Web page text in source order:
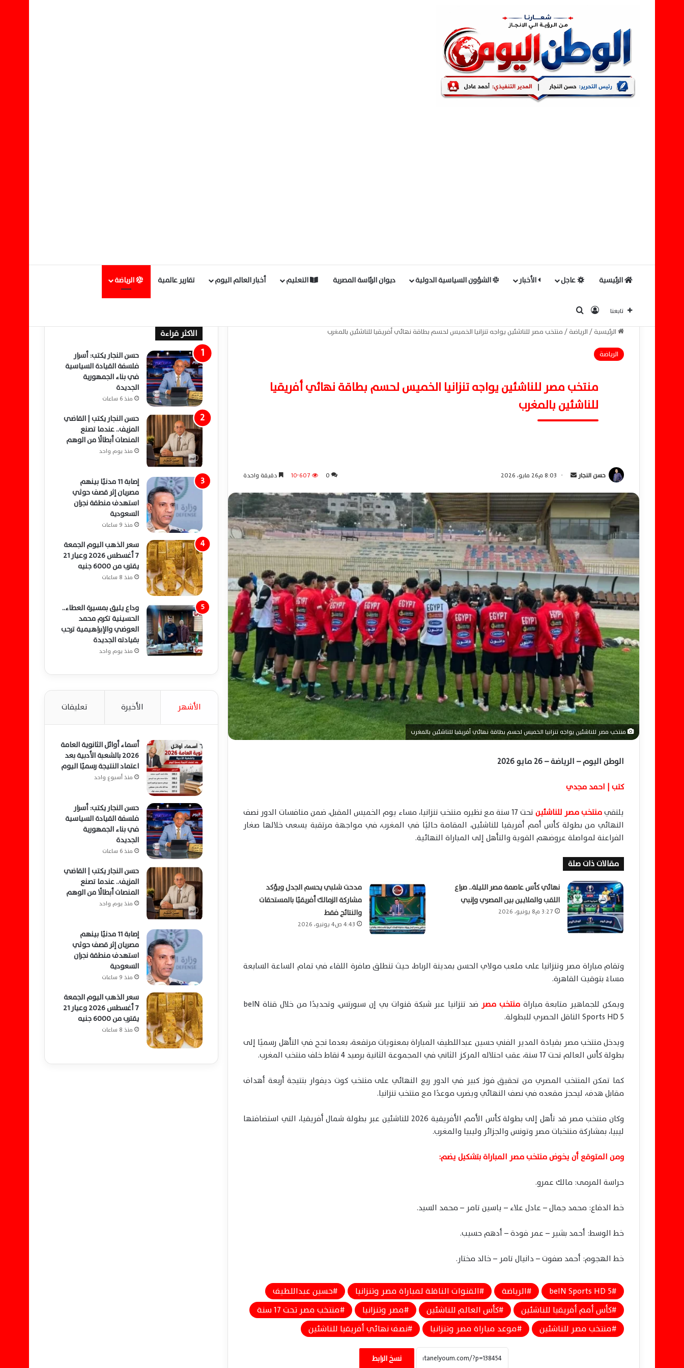
الرئيسية عاجل الأخبار الشؤون السياسية الدولية ديوان الرئاسة المصرية التعليم أخبار العالم اليوم تقارير عالمية الرياضة
تابعنا تسجيل الدخول
الرئيسية/الرياضة/منتخب مصر للناشئين يواجه تنزانيا الخميس لحسم بطاقة نهائي أفريقيا للناشئين بالمغرب
الرياضة
منتخب مصر للناشئين يواجه تنزانيا الخميس لحسم بطاقة نهائي أفريقيا
للناشئين بالمغرب
حسن النجار
س
ل
ي
د
ا
إ
ل
ك
ت
ر
ا
8:03 م26 مايو، 2026 0 10٬607 دقيقة واحدة
منتخب مصر للناشئين يواجه تنزانيا الخميس لحسم بطاقة نهائي أفريقيا للناشئين بالمغرب
الوطن اليوم – الرياضة – 26 مايو 2026
كتب | احمد مجدي
يلتقيمنتخب مصر للناشئين
تحت 17 سنة مع نظيره منتخب تنزانيا، مساء يوم الخميس المقبل، ضمن منافسات الدور نصف
النهائي من بطولة كأس أمم أفريقيا للناشئين، المقامة حاليًا في المغرب، في مواجهة مرتقبة يسعى خلالها صغار
الفراعنة لمواصلة عروضهم القوية والتأهل إلى المباراة النهائية.
مقالات ذات صلة
نهائي كأس عاصمة مصر الليلة.. صراع
اللقب والملايين بين المصري وإنبي
3:27 م8 يونيو، 2026
مدحت شلبي يحسم الجدل ويؤكد
مشاركة الزمالك أفريقيًا بالمستحقات
والنتائج فقط
4:43 ص4 يونيو، 2026
وتقام مباراة مصر وتنزانيا على ملعب مولاي الحسن بمدينة الرباط، حيث تنطلق صافرة اللقاء في تمام الساعة السابعة
مساءً بتوقيت القاهرة.
ويمكن للجماهير متابعة مباراةمنتخب مصر
ضد تنزانيا عبر شبكة قنوات بي إن سبورتس، وتحديدًا من خلال قناة beIN
Sports HD 5 الناقل الحصري للبطولة.
ويدخل منتخب مصر بقيادة المدير الفني حسين عبداللطيف المباراة بمعنويات مرتفعة، بعدما نجح في التأهل رسميًا إلى
بطولة كأس العالم تحت 17 سنة، عقب احتلاله المركز الثاني في المجموعة الثانية برصيد 4 نقاط خلف منتخب المغرب.
كما تمكن المنتخب المصري من تحقيق فوز كبير في الدور ربع النهائي على منتخب كوت ديفوار بنتيجة أربعة أهداف
مقابل هدف، ليحجز مقعده في نصف النهائي ويضرب موعدًا مع منتخب تنزانيا.
وكان منتخب مصر قد تأهل إلى بطولة كأس الأمم الأفريقية 2026 للناشئين عبر بطولة شمال أفريقيا، التي استضافتها
ليبيا، بمشاركة منتخبات مصر وتونس والجزائر وليبيا والمغرب.
ومن المتوقع أن يخوض منتخب مصر المباراة بتشكيل يضم:
حراسة المرمى: مالك عمرو.
خط الدفاع: محمد جمال – عادل علاء – ياسين تامر – محمد السيد.
خط الوسط: أحمد بشير – عمر فودة – أدهم حسيب.
خط الهجوم: أحمد صفوت – دانيال تامر – خالد مختار.
beIN Sports HD 5 الرياضة القنوات الناقلة لمباراة مصر وتنزانيا
حسين عبداللطيف
كأس أمم أفريقيا للناشئين
كأس العالم للناشئين مصر وتنزانيا
منتخب مصر تحت 17 سنة
منتخب مصر للناشئين
موعد مباراة مصر وتنزانيا نصف نهائي أفريقيا للناشئين
نسخ الرابط
معتمد جمال يحفز لاعبي الزمالك للدوري بعد
خسارة الكونفدرالية أمام اتحاد العاصمة
الاكثر قراءة
حسن النجار يكتب: أسرار
فلسفة القيادة السياسية
في بناء الجمهورية
الجديدة
منذ 6 ساعات
حسن النجار يكتب | القاضي
المزيف.. عندما تصنع
المنصات أبطالًا من الوهم
منذ يوم واحد
إصابة 11 مدنيًا بينهم
مصريان إثر قصف حوثي
استهدف منطقة نجران
السعودية
منذ 9 ساعات
سعر الذهب اليوم الجمعة
7 أغسطس 2026 وعيار 21
يقترب من 6000 جنيه
منذ 8 ساعات
وداع يليق بمسيرة العطاء..
الحسينية تكرم محمد
العوضي والإبراهيمية ترحب
بقيادته الجديدة
منذ يوم واحد
الأشهر الأخيرة تعليقات
أسماء أوائل الثانوية العامة
2026 بالشعبة الأدبية بعد
اعتماد النتيجة رسميًا اليوم
منذ أسبوع واحد
حسن النجار يكتب: أسرار
فلسفة القيادة السياسية
في بناء الجمهورية
الجديدة
منذ 6 ساعات
حسن النجار يكتب | القاضي
المزيف.. عندما تصنع
المنصات أبطالًا من الوهم
منذ يوم واحد
إصابة 11 مدنيًا بينهم
مصريان إثر قصف حوثي
استهدف منطقة نجران
السعودية
منذ 9 ساعات
سعر الذهب اليوم الجمعة
7 أغسطس 2026 وعيار 21
يقترب من 6000 جنيه
منذ 8 ساعات